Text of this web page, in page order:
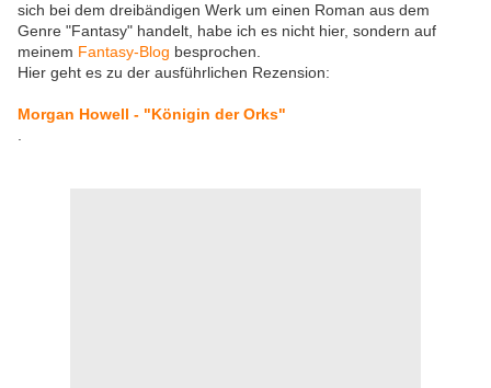
sich bei dem dreibändigen Werk um einen Roman aus dem
Genre "Fantasy" handelt, habe ich es nicht hier, sondern auf
meinem Fantasy-Blog besprochen.
Hier geht es zu der ausführlichen Rezension:
Morgan Howell - "Königin der Orks"